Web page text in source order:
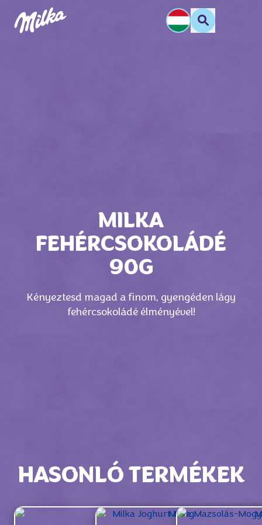
MILKA
FEHÉRCSOKOLÁDÉ
90G
Kényeztesd magad a finom, gyengéden lágy
fehércsokoládé élményével!
HASONLÓ TERMÉKEK